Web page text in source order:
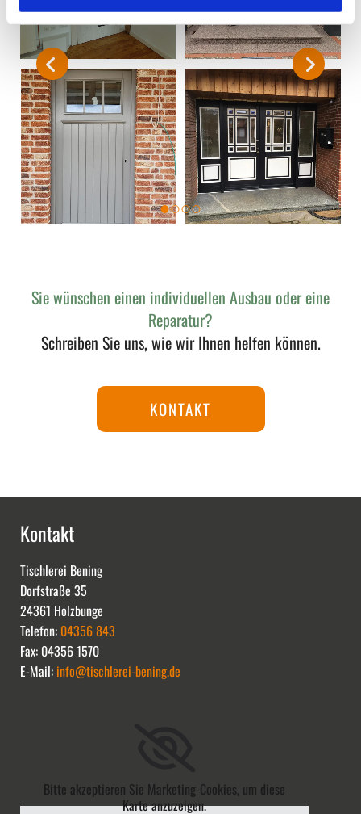
Sie wünschen einen individuellen Ausbau oder eine
Reparatur?
Schreiben Sie uns, wie wir Ihnen helfen können.
KONTAKT
Kontakt
Tischlerei Bening
Dorfstraße 35
24361 Holzbunge
Telefon: 04356 843
Fax: 04356 1570
E-Mail: info@tischlerei-bening.de
Bitte akzeptieren Sie Marketing-Cookies, um diese
Karte anzuzeigen.